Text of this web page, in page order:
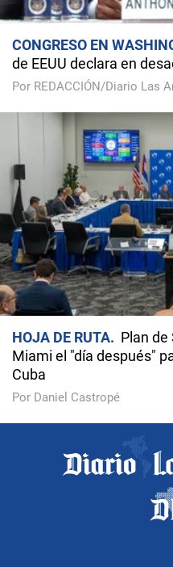
CONGRESO EN
de EEUU declara en
Por REDACCIÓN/Diario Las
HOJA DE RUTA
Plan
Miami el "día después"
Cuba
Por Daniel Castropé